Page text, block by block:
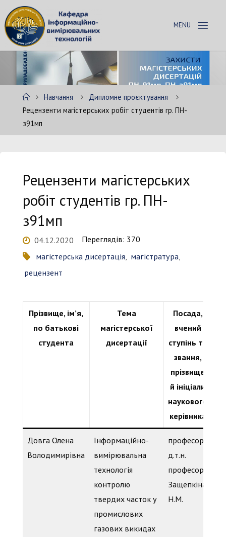
Skip
to
content
АФ
ЕД
РА
ІВ
HomeНавчання
Дипломне проєктування
Рецензенти магістерських робіт студентів гр. ПН-
з91мп
Рецензенти магістерських
робіт студентів гр. ПН-
з91мп
04.12.2020
магістерська дисертація
магістратура
рецензент
Переглядів: 370
Прізвище, ім’я,
по батькові
студента
Тема
магістерської
дисертації
Посада,
вчений
ступінь та
звання,
прізвище
й ініціали
наукового
керівника
Довга Олена
Володимирівна
Інформаційно-
вимірювальна
технологія
контролю
твердих часток у
промислових
газових викидах
професор
д.т.н.
професор
Защепкіна
Н.М.